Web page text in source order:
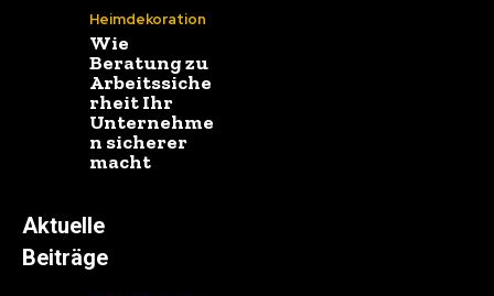
Heimdekoration
Wie
Beratung zu
Arbeitssiche
rheit Ihr
Unternehme
n sicherer
macht
Aktuelle
Beiträge